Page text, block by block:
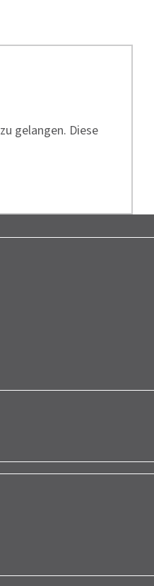
zu gelangen. Diese